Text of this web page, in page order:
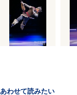
あわせて読みたい